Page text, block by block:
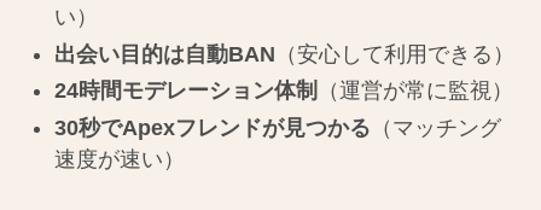
い）
出会い目的は自動BAN （安心して利用できる）
24時間モデレーション体制
（運営が常に監視）
30秒でApexフレンドが見つかる （マッチング
速度が速い）